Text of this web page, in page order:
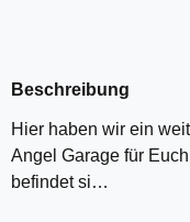
Beschreibung
Hier haben wir ein
Angel Garage für
befindet si…